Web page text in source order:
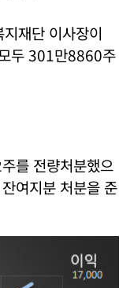
지재단 이사장이
두 301만8860주
를 전량처분했으
여지분 처분을 준